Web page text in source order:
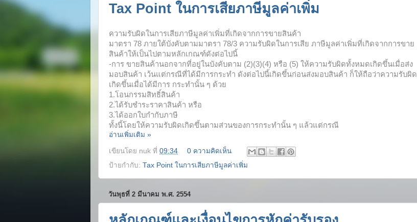
Tax Point ในการเสียภาษีมูลค่าเพิ่ม
ความรับผิดในการเสียภาษีมูลค่าเพิ่มที่เกิดจากการขายสินค้า
มาตรา 78 ภายใต้บังคับตามมาตรา 78/3 ความรับผิดในการเสีย ภาษีมูลค่าเพิ่มที่เกิดจากการขาย
สินค้าให้เป็นไปตามหลักเกณฑ์ดังต่อไปนี้
-การ ขายสินค้านอกจากที่อยู่ในบังคับตาม (2)(3)(4) หรือ (5) ให้ความรับผิดทั้งหมดเกิดขึ้นเมื่อส่ง
มอบสินค้า เว้นแต่กรณีที่ได้มีการกระทำ ดังต่อไปนี้เกิดขึ้นก่อนส่งมอบสินค้า ก็ให้ถือว่าความรับผิด
เกิดขึ้นเมื่อได้มีการ กระทำนั้น ๆ ด้วย
1.โอนกรรมสิทธิ์สินค้า
2.ได้รับชำระราคาสินค้า หรือ
3.ได้ออกใบกำกับภาษี
ทั้งนี้โดยให้ความรับผิดเกิดขึ้นตามส่วนของการกระทำนั้น ๆ แล้วแต่กรณี
อ่านเพิ่มเติม »
เขียนโดย nuk ที่ 09:34
0 ความคิดเห็น
ป้ายกำกับ: Tax Point ในการเสียภาษีมูลค่าเพิ่ม
วันพุธที่ 2 มีนาคม พ.ศ. 2554